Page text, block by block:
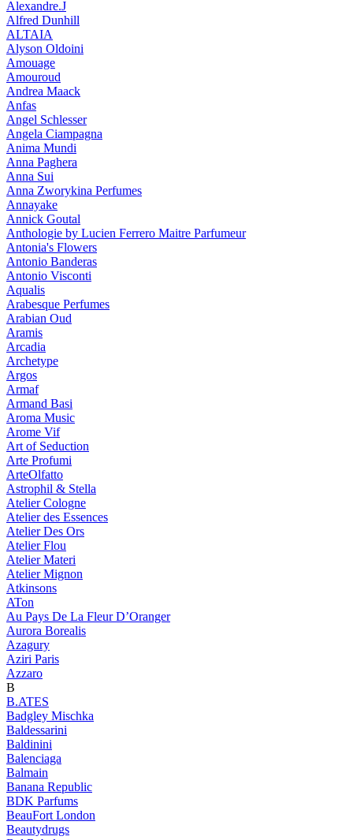
Alexandre.J
Alfred Dunhill
ALTAIA
Alyson Oldoini
Amouage
Amouroud
Andrea Maack
Anfas
Angel Schlesser
Angela Ciampagna
Anima Mundi
Anna Paghera
Anna Sui
Anna Zworykina Perfumes
Annayake
Annick Goutal
Anthologie by Lucien Ferrero Maitre Parfumeur
Antonia's Flowers
Antonio Banderas
Antonio Visconti
Aqualis
Arabesque Perfumes
Arabian Oud
Aramis
Arcadia
Archetype
Argos
Armaf
Armand Basi
Aroma Music
Arome Vif
Art of Seduction
Arte Profumi
ArteOlfatto
Astrophil & Stella
Atelier Cologne
Atelier des Essences
Atelier Des Ors
Atelier Flou
Atelier Materi
Atelier Mignon
Atkinsons
ATon
Au Pays De La Fleur D’Oranger
Aurora Borealis
Azagury
Aziri Paris
Azzaro
B
B.ATES
Badgley Mischka
Baldessarini
Baldinini
Balenciaga
Balmain
Banana Republic
BDK Parfums
BeauFort London
Beautydrugs